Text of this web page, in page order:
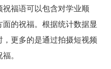
福语可以包含对学业顺
的祝福。根据统计数据显
更多的是通过拍摄短视频
。